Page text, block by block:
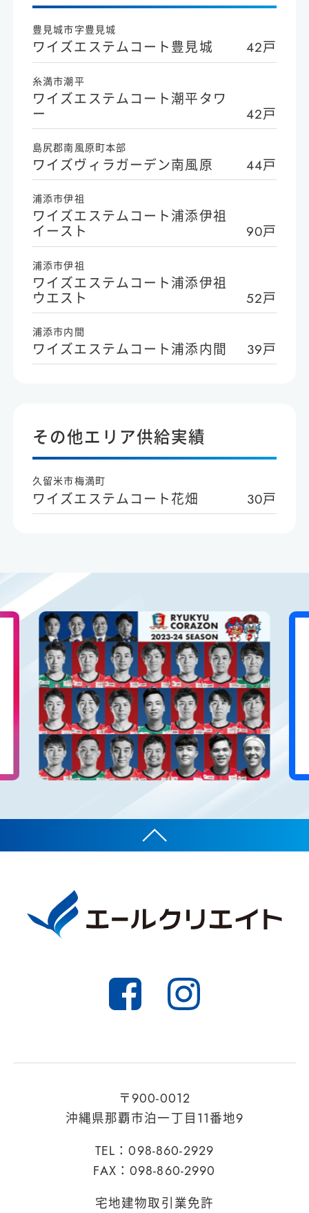
豊見城市字豊見城
ワイズエステムコート豊見城 42戸
糸満市潮平
ワイズエステムコート潮平タワ
ー
42戸
島尻郡南風原町本部
ワイズヴィラガーデン南風原 44戸
浦添市伊祖
ワイズエステムコート浦添伊祖
イースト
90戸
浦添市伊祖
ワイズエステムコート浦添伊祖
ウエスト
52戸
浦添市内間
ワイズエステムコート浦添内間 39戸
その他エリア供給実績
久留米市梅満町
ワイズエステムコート花畑 30戸
〒900-0012
沖縄県那覇市泊一丁目11番地9
TEL：098-860-2929
FAX：098-860-2990
宅地建物取引業免許